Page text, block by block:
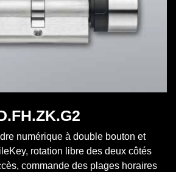
numérique à double bouton et
rotation libre des deux côtés
commande des plages horaires